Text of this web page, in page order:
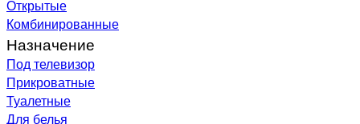
Открытые
Комбинированные
Назначение
Под телевизор
Прикроватные
Туалетные
Для белья